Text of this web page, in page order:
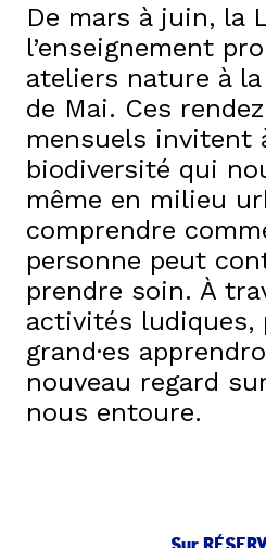
De mars à juin, la
l’enseignement
ateliers nature à
de Mai. Ces
mensuels invitent
biodiversité qui
même en milieu
comprendre
personne peut
prendre soin. À
activités ludiques,
grand·es
nouveau regard
nous entoure.